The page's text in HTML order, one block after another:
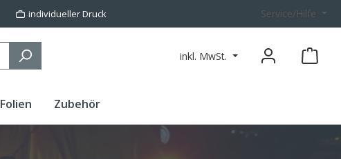
individueller Druck Service/Hilfe
inkl. MwSt.
Folien Zubehör